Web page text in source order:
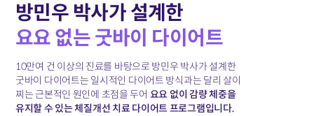
방민우 박사가 설계한
요요 없는 굿바이 다이어트
10만여 건 이상의 진료를 바탕으로 방민우 박사가 설계한
굿바이 다이어트는 일시적인 다이어트 방식과는 달리 살이
찌는 근본적인 원인에 초점을 두어 요요 없이 감량 체중을
유지할 수 있는 체질개선 치료 다이어트 프로그램입니다.